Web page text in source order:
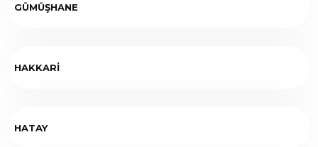
GÜMÜŞHANE
HAKKARİ
HATAY